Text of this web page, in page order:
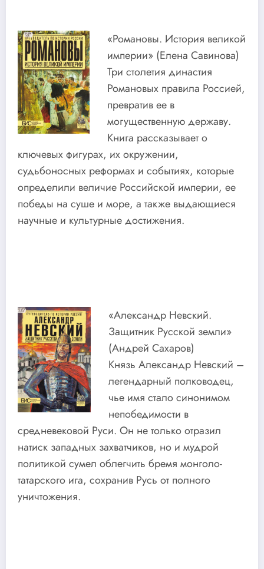
«Романовы. История великой
империи» (Елена Савинова)
Три столетия династия
Романовых правила Россией,
превратив ее в
могущественную державу.
Книга рассказывает о
ключевых фигурах, их окружении,
судьбоносных реформах и событиях, которые
определили величие Российской империи, ее
победы на суше и море, а также выдающиеся
научные и культурные достижения.
«Александр Невский.
Защитник Русской земли»
(Андрей Сахаров)
Князь Александр Невский –
легендарный полководец,
чье имя стало синонимом
непобедимости в
средневековой Руси. Он не только отразил
натиск западных захватчиков, но и мудрой
политикой сумел облегчить бремя монголо-
татарского ига, сохранив Русь от полного
уничтожения.